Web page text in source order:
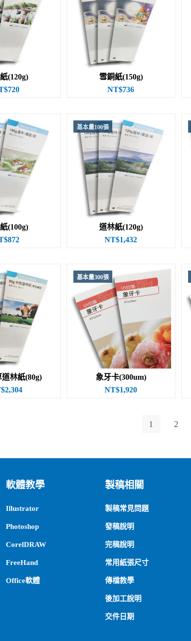
(120g)
雪銅紙(150g)
NT$736
(100g)
基本量100張
道林紙(120g)
NT$1,432
林紙(80g)
基本量300張
象牙卡(300um)
NT$1,920
1 2
軟體教學
Illustrator
Photoshop
CorelDRAW
FreeHand
Office軟體
製稿相關
製稿常見問題
發稿說明
完稿說明
常用紙張尺寸
傳檔教學
後加工說明
交件日期